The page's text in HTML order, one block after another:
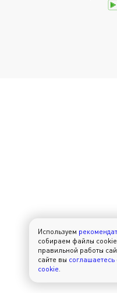
Используем
собираем файлы
правильной работы
сайте вы
cookie.